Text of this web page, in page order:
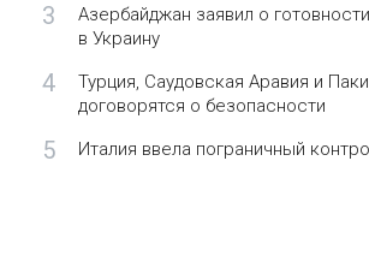
3
Азербайджан заявил о
в Украину
4
Турция, Саудовская Аравия и
договорятся о безопасности
5 Италия ввела пограничный